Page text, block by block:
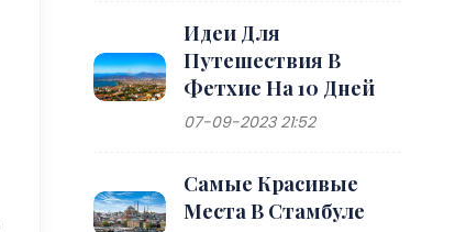
Идеи Для
Путешествия В
Фетхие На 10 Дней
07-09-2023 21:52
Самые Красивые
Места В Стамбуле